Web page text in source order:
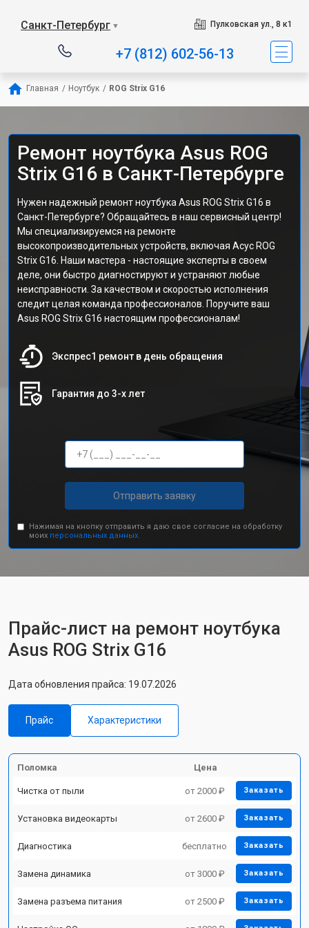
Санкт-Петербург ▼ Пулковская ул., 8 к1
+7 (812) 602-56-13
Главная / Ноутбук / ROG Strix G16
Ремонт ноутбука Asus ROG
Strix G16 в Санкт-Петербурге
Нужен надежный ремонт ноутбука Asus ROG Strix G16 в
Санкт-Петербурге? Обращайтесь в наш сервисный центр!
Мы специализируемся на ремонте
высокопроизводительных устройств, включая Асус ROG
Strix G16. Наши мастера - настоящие эксперты в своем
деле, они быстро диагностируют и устраняют любые
неисправности. За качеством и скоростью исполнения
следит целая команда профессионалов. Поручите ваш
Asus ROG Strix G16 настоящим профессионалам!
Экспрес1 ремонт в день обращения
Гарантия до 3-х лет
Отправить заявку
Нажимая на кнопку отправить я даю свое согласие на обработку
моих персональных данных.
Прайс-лист на ремонт ноутбука
Asus ROG Strix G16
Дата обновления прайса: 19.07.2026
Прайс Характеристики
Поломка Цена
Чистка от пыли от 2000 ₽ Заказать
Установка видеокарты от 2600 ₽ Заказать
Диагностика бесплатно Заказать
Замена динамика от 3000 ₽ Заказать
Замена разъема питания от 2500 ₽ Заказать